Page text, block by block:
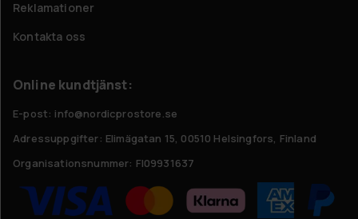
Reklamationer
Kontakta oss
Online kundtjänst:
E-post: info@nordicprostore.se
Adressuppgifter: Elimägatan 15, 00510 Helsingfors, Finland
Organisationsnummer: FI09931637